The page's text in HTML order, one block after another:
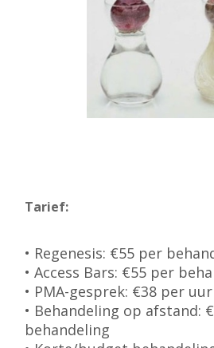
Tarief:
• Regenesis: €55 per
• Access Bars: €55 per
• PMA-gesprek: €38 per uur
• Behandeling op afstand:
behandeling